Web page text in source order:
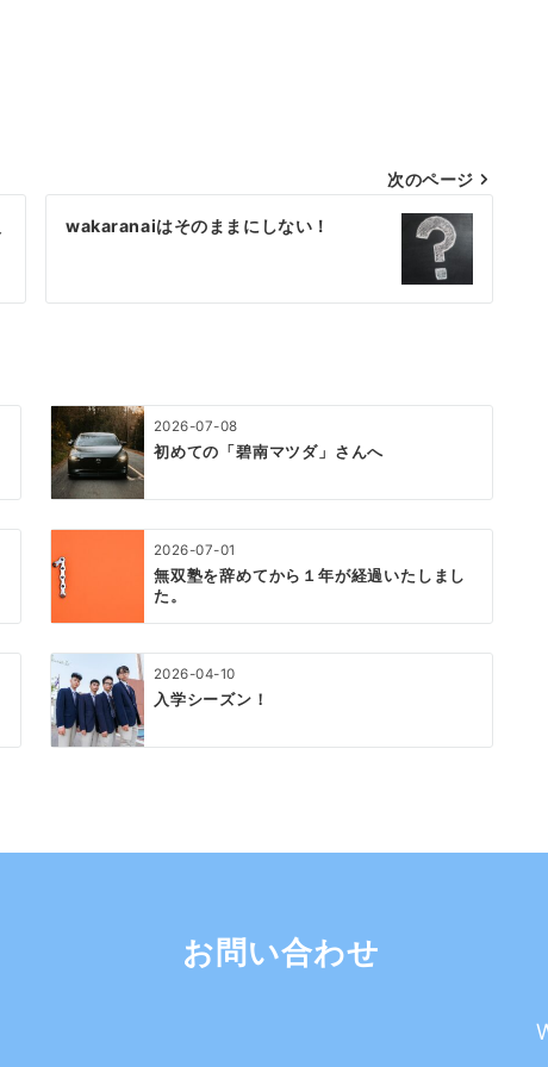
次のページ
wakaranaiはそのままにしない！
2026-07-08
初めての「碧南マツダ」さんへ
2026-07-01
無双塾を辞めてから１年が経過いたしまし
た。
2026-04-10
入学シーズン！
お問い合わせ